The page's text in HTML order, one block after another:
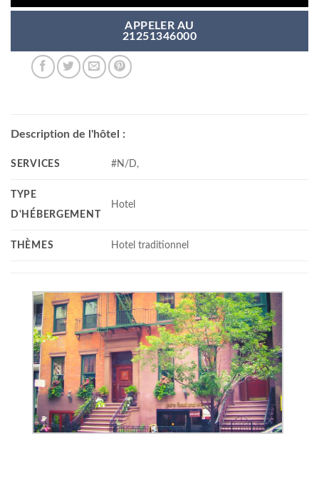
APPELER AU
21251346000
Description de l'hôtel :
SERVICES #N/D,
TYPE
D'HÉBERGEMENT
Hotel
THÈMES Hotel traditionnel